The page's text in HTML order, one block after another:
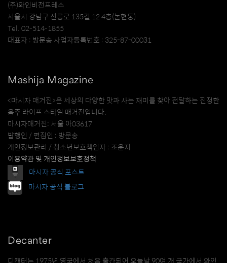
(주)와인비전프레스
서울시 강남구 선릉로 135길 12 4층(논현동)
Tel. 02-514-1855
대표자 : 방문송 사업자등록번호 : 325-87-00031
Mashija Magazine
<마시자 매거진>은 세상의 다양한 맛과 사는 재미를 찾아 전달하는 진정한
음주 라이프 스타일 매거진입니다.
마시자매거진: 서울 아03617
발행인 / 편집인 : 방문송
개인정보관리 / 청소년보호책임자 : 조윤지
이용약관 및 개인정보보호정책
마시자 공식 포스트
마시자 공식 블로그
Decanter
디캔터는 1975년 영국에서 처음 출간되어 오늘날 90여 개 국가에서 와인